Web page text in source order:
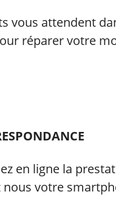
vous attendent
réparer votre
en ligne la
nous votre